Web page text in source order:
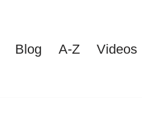
Blog A-Z Videos